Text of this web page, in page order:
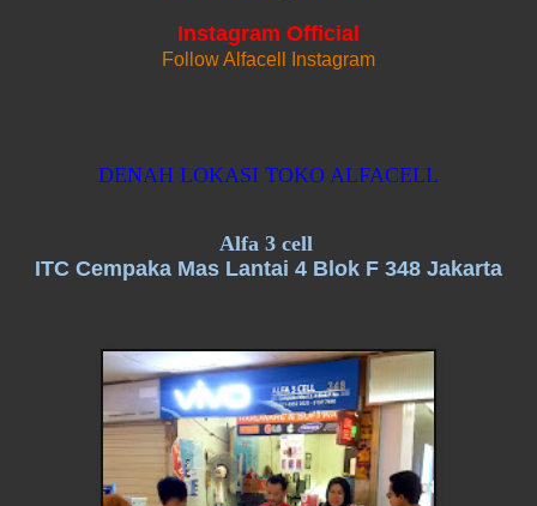
Instagram Official
Follow Alfacell Instagram
DENAH LOKASI TOKO ALFACELL
Alfa 3 cell
ITC Cempaka Mas Lantai 4 Blok F 348 Jakarta